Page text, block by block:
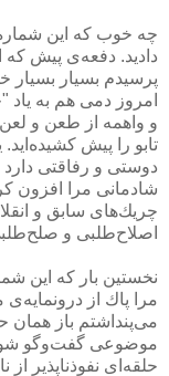
چه خوب كه این
دادید. دفعه‌ی پیش كه
پرسیدم بسیار
امروز دمی هم به یاد
و واهمه از طعن و
تابو را پیش
دوستی و رفاقتی دارد
شادمانی مرا افزون
چریك‌های سابق و
اصلاح‌طلبی و
نخستین بار كه این
مرا پاك از درونمایه‌ی
می‌پنداشتم باز
موضوعی گفت‌وگو شود
حلقه‌ای نفوذناپذیر